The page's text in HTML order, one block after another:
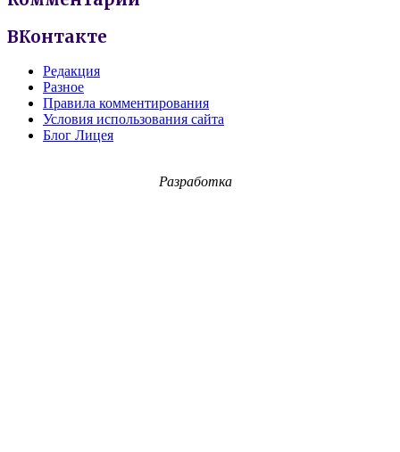
ВКонтакте
Редакция
Разное
Правила комментирования
Условия использования сайта
Блог Лицея
Разработка